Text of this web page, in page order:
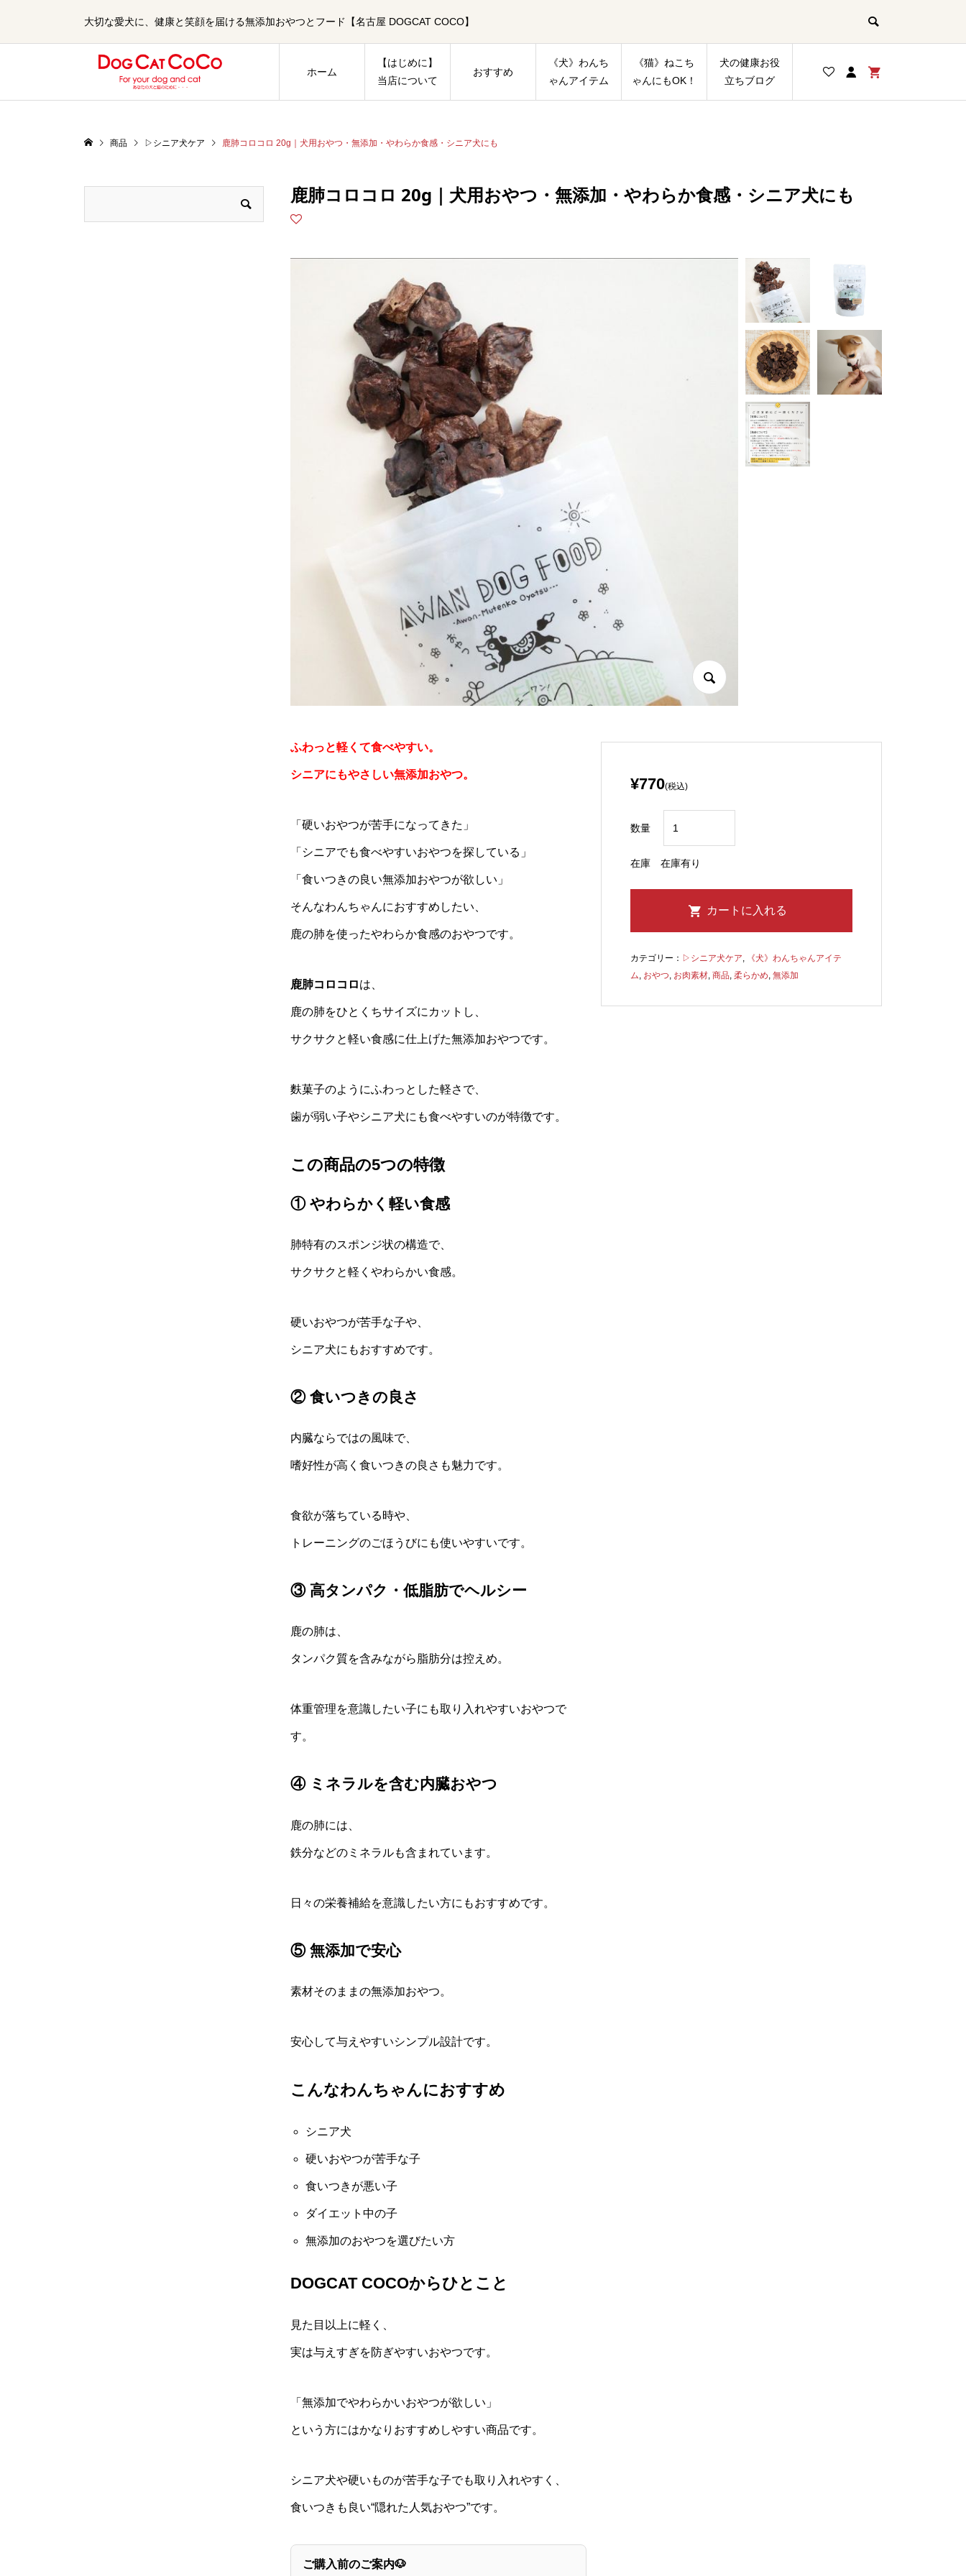
大切な愛犬に、健康と笑顔を届ける無添加おやつとフード【名古屋 DOGCAT COCO】
ホーム
【はじめに】
当店について
おすすめ
《犬》わんち
ゃんアイテム
《猫》ねこち
ゃんにもOK！
犬の健康お役
立ちブログ
商品 ▷シニア犬ケア 鹿肺コロコロ 20g｜犬用おやつ・無添加・やわらか食感・シニア犬にも
鹿肺コロコロ 20g｜犬用おやつ・無添加・やわらか食感・シニア犬にも
ふわっと軽くて食べやすい。
シニアにもやさしい無添加おやつ。
「硬いおやつが苦手になってきた」
「シニアでも食べやすいおやつを探している」
「食いつきの良い無添加おやつが欲しい」
そんなわんちゃんにおすすめしたい、
鹿の肺を使ったやわらか食感のおやつです。
鹿肺コロコロは、
鹿の肺をひとくちサイズにカットし、
サクサクと軽い食感に仕上げた無添加おやつです。
麩菓子のようにふわっとした軽さで、
歯が弱い子やシニア犬にも食べやすいのが特徴です。
この商品の5つの特徴
① やわらかく軽い食感
肺特有のスポンジ状の構造で、
サクサクと軽くやわらかい食感。
硬いおやつが苦手な子や、
シニア犬にもおすすめです。
② 食いつきの良さ
内臓ならではの風味で、
嗜好性が高く食いつきの良さも魅力です。
食欲が落ちている時や、
トレーニングのごほうびにも使いやすいです。
③ 高タンパク・低脂肪でヘルシー
鹿の肺は、
タンパク質を含みながら脂肪分は控えめ。
体重管理を意識したい子にも取り入れやすいおやつで
す。
④ ミネラルを含む内臓おやつ
鹿の肺には、
鉄分などのミネラルも含まれています。
日々の栄養補給を意識したい方にもおすすめです。
⑤ 無添加で安心
素材そのままの無添加おやつ。
安心して与えやすいシンプル設計です。
こんなわんちゃんにおすすめ
シニア犬
硬いおやつが苦手な子
食いつきが悪い子
ダイエット中の子
無添加のおやつを選びたい方
DOGCAT COCOからひとこと
見た目以上に軽く、
実は与えすぎを防ぎやすいおやつです。
「無添加でやわらかいおやつが欲しい」
という方にはかなりおすすめしやすい商品です。
シニア犬や硬いものが苦手な子でも取り入れやすく、
食いつきも良い“隠れた人気おやつ”です。
ご購入前のご案内🐶
¥770(税込)
数量
在庫 在庫有り
カテゴリー： ▷シニア犬ケア,
《犬》わんちゃんアイテ
ム, おやつ, お肉素材,商品,柔らかめ,無添加